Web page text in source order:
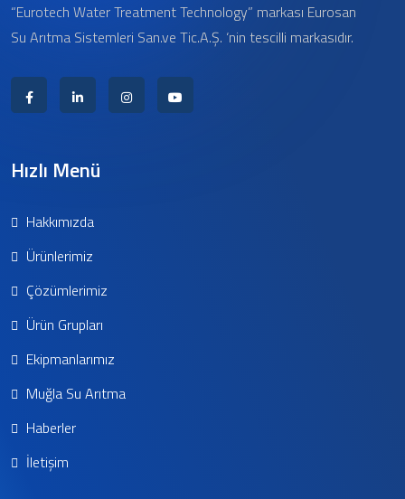
“Eurotech Water Treatment Technology” markası Eurosan
Su Arıtma Sistemleri San.ve Tic.A.Ş. ‘nin tescilli markasıdır.
Hızlı Menü
Hakkımızda
Ürünlerimiz
Çözümlerimiz
Ürün Grupları
Ekipmanlarımız
Muğla Su Arıtma
Haberler
İletişim